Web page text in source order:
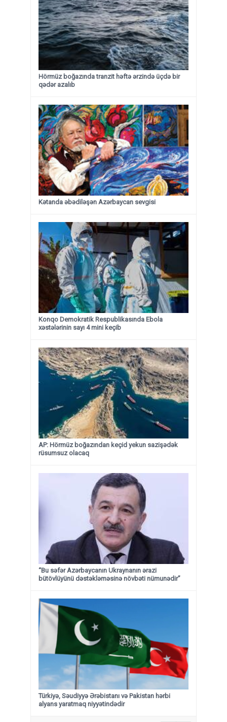
Hörmüz boğazında tranzit həftə ərzində üçdə bir
qədər azalıb
Kətanda əbədiləşən Azərbaycan sevgisi
Konqo Demokratik Respublikasında Ebola
xəstələrinin sayı 4 mini keçib
AP: Hörmüz boğazından keçid yekun sazişədək
rüsumsuz olacaq
“Bu səfər Azərbaycanın Ukraynanın ərazi
bütövlüyünü dəstəkləməsinə növbəti nümunədir”
Türkiyə, Səudiyyə Ərəbistanı və Pakistan hərbi
alyans yaratmaq niyyətindədir